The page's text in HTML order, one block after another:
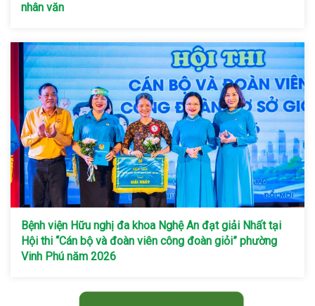
nhân văn
Bệnh viện Hữu nghị đa khoa Nghệ An đạt giải Nhất tại
Hội thi “Cán bộ và đoàn viên công đoàn giỏi” phường
Vinh Phú năm 2026